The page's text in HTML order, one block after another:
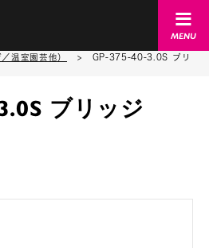
温室園芸他） >
GP-375-40-3.0S ブリ
ブリッジ